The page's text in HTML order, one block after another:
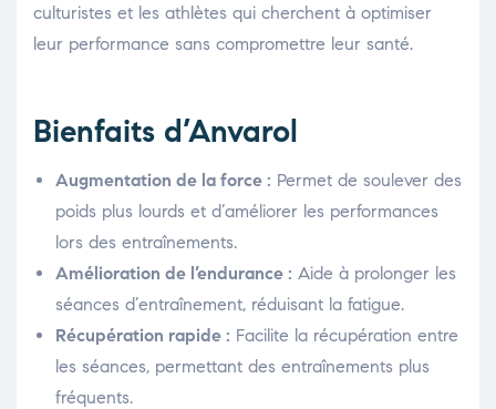
culturistes et les athlètes qui cherchent à optimiser
leur performance sans compromettre leur santé.
Bienfaits d’Anvarol
Augmentation de la force : Permet de soulever des
poids plus lourds et d’améliorer les performances
lors des entraînements.
Amélioration de l’endurance : Aide à prolonger les
séances d’entraînement, réduisant la fatigue.
Récupération rapide : Facilite la récupération entre
les séances, permettant des entraînements plus
fréquents.